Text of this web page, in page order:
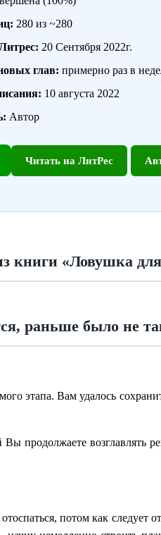
280 из ~280
20 Сентября 2022г.
глав: примерно раз в
10 августа 2022
Автор
Читать на ЛитРес
книги «Ловушка для
раньше было не
этапа. Вам удалось
продолжаете возглавлять
потом как следует